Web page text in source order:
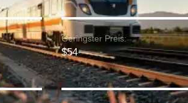
Geringster Preis:
$54